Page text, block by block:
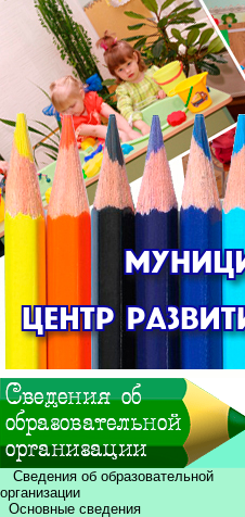
Сведения об образовательной
организации
Основные сведения